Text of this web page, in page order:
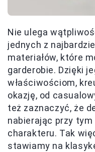
Nie ulega
jednych z
materiałów, które
garderobie. Dzięki
właściwościom,
okazję, od
też zaznaczyć, że
nabierając przy
charakteru. Tak
stawiamy na